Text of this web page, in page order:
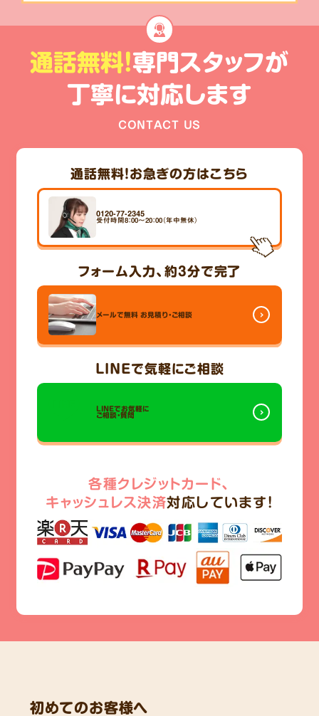
通話無料!専門スタッフが
丁寧に対応します
CONTACT US
通話無料！お急ぎの方はこちら
0120-77-2345
受付時間8：00～20：00（年中無休）
フォーム入力、 約3分で完了
メールで無料 お見積り・ご相談
LINEで気軽にご相談
LINEでお気軽に
ご相談・質問
各種クレジットカード、
キャッシュレス決済対応しています!
初めてのお客様へ